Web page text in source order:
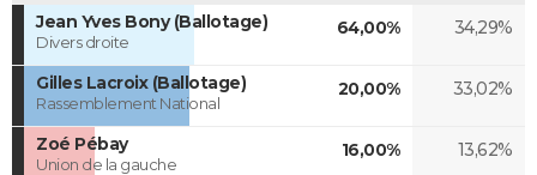
Jean Yves Bony (Ballotage)
Divers droite
64,00% 34,29%
Gilles Lacroix (Ballotage)
Rassemblement National
20,00% 33,02%
Zoé Pébay
Union de la gauche
16,00% 13,62%